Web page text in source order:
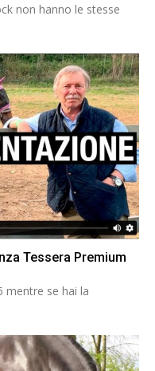
non hanno le stesse
Tessera Premium
mentre se hai la